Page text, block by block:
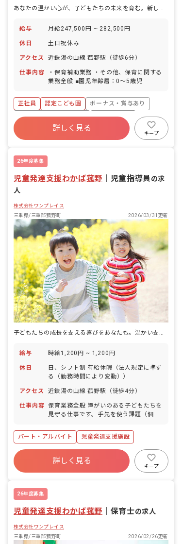
あなたの温かい心が、子どもたちの未来を育む。新しい一歩をここで踏み出しませんか？
給与 月給247,500円 ~ 282,500円
休日 土日祝休み
アクセス 近鉄湯の山線 菰野駅（徒歩6分）
仕事内容
・保育補助業務 ・その他、保育に関する
業務全般 ■園児年齢層：0～5歳児
正社員 認定こども園
ボーナス・賞与あり
寮・住宅・家賃補助あり
社会保険完備
有給
福利厚生充実
詳しく見る
キープ
26年度募集
児童発達支援わかば菰野 児童指導員の求
人
株式会社ワンプレイス
三重県/三重郡菰野町
2026/03/31更新
給与 時給1,200円 ~ 1,200円
休日
日、シフト制 有給休暇（法人規定に準ず
る（勤務時間により変動））
アクセス 近鉄湯の山線 菰野駅（徒歩4分）
仕事内容 保育業務全般 障がいのある子どもたちを
見守る仕事です。手先を使う課題（個別
どのコミュニケーションを通じて、子ど
もたちの自立をサポートするお仕事で
す。
パート・アルバイト 児童発達支援施設
詳しく見る
キープ
26年度募集
児童発達支援わかば菰野 保育士の求人
株式会社ワンプレイス
三重県/三重郡菰野町
2026/02/26更新